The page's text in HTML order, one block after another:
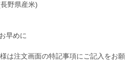
野県産米)
早めに
注文画面の特記事項にご記入をお願